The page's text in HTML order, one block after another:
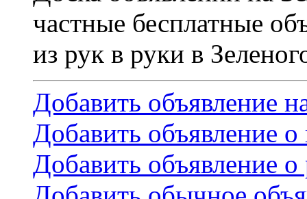
частные бесплатные
из рук в руки в
Добавить объявление
Добавить объявление
Добавить объявление о